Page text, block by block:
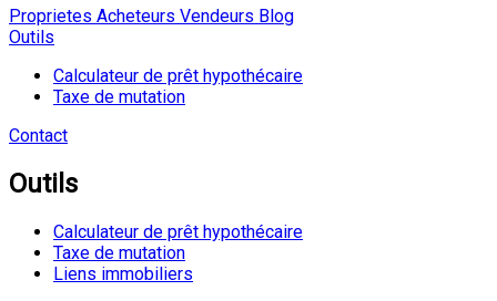
Proprietes Acheteurs Vendeurs Blog
Outils
Calculateur de prêt hypothécaire
Taxe de mutation
Contact
Outils
Calculateur de prêt hypothécaire
Taxe de mutation
Liens immobiliers